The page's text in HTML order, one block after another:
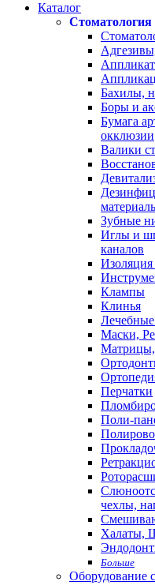
Каталог
Стоматология
Бахилы,
Боры и
Бумага
окклюзии
Валики
Зубные
Иглы и
каналов
Изоляция
Клампы
Клинья
Маски,
Матрицы,
Перчатки
Поли-
чехлы,
Халаты,
Больше
Оборудование